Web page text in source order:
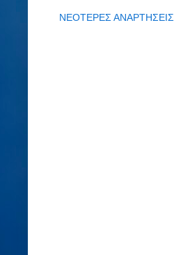
ΝΕΟΤΕΡΕΣ ΑΝΑΡΤΗΣΕΙΣ